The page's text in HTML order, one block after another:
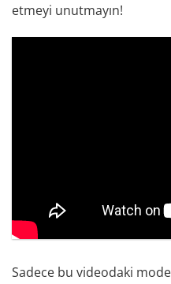
etmeyi unutmayın!
Sadece bu videodaki